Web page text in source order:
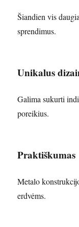
Šiandien vis
sprendimus.
Unikalus
Galima sukurti
poreikius.
Praktiškumas
Metalo
erdvėms.